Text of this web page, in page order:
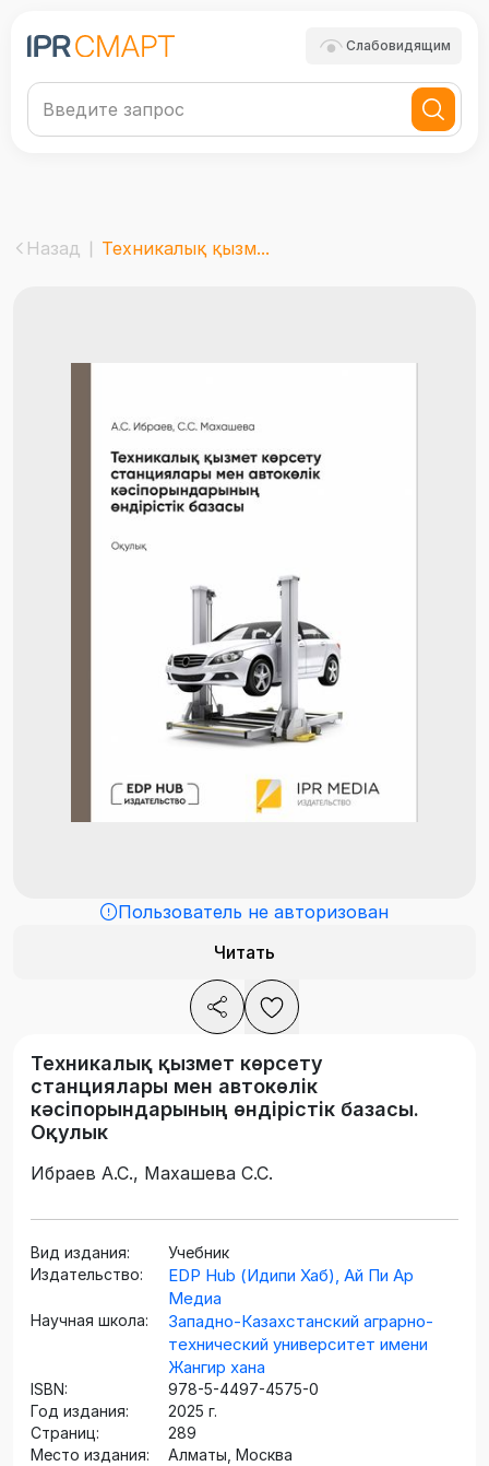
Слабовидящим
Назад Техникалық қызм...
Пользователь не авторизован
Читать
Техникалық қызмет көрсету
станциялары мен автокөлік
кәсіпорындарының өндірістік базасы.
Оқулык
Ибраев А.С., Махашева С.С.
Вид издания:
Учебник
Издательство:
EDP Hub (Идипи Хаб), Ай Пи Ар
Медиа
Научная школа:
Западно-Казахстанский аграрно-
технический университет имени
Жангир хана
ISBN:
978-5-4497-4575-0
Год издания:
2025 г.
Страниц:
289
Место издания:
Алматы, Москва